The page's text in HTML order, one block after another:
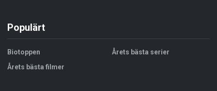
Populärt
Biotoppen
Årets bästa filmer
Årets bästa serier